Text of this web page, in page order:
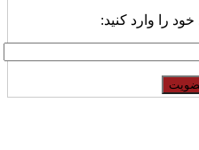
را وارد کنید: